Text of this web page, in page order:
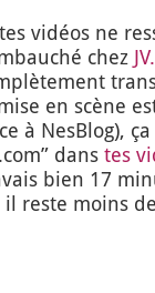
vidéos ne
chez
en scène
à Nes­Blog),
dans tes
bien 17
il reste moins